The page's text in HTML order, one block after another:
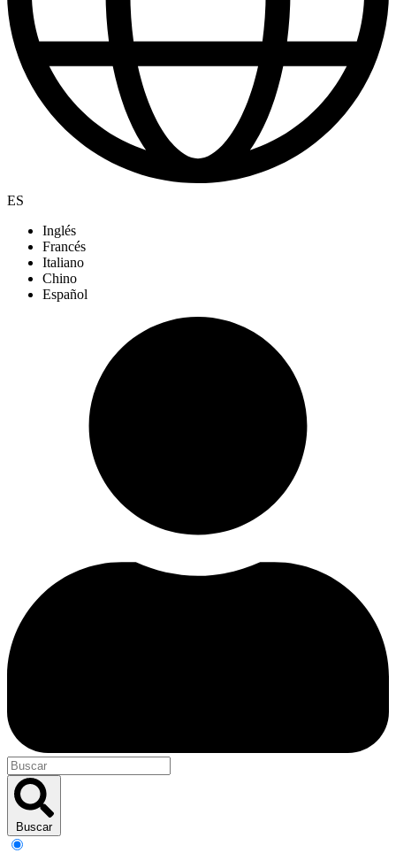
ES
Inglés
Francés
Italiano
Chino
Español
Buscar